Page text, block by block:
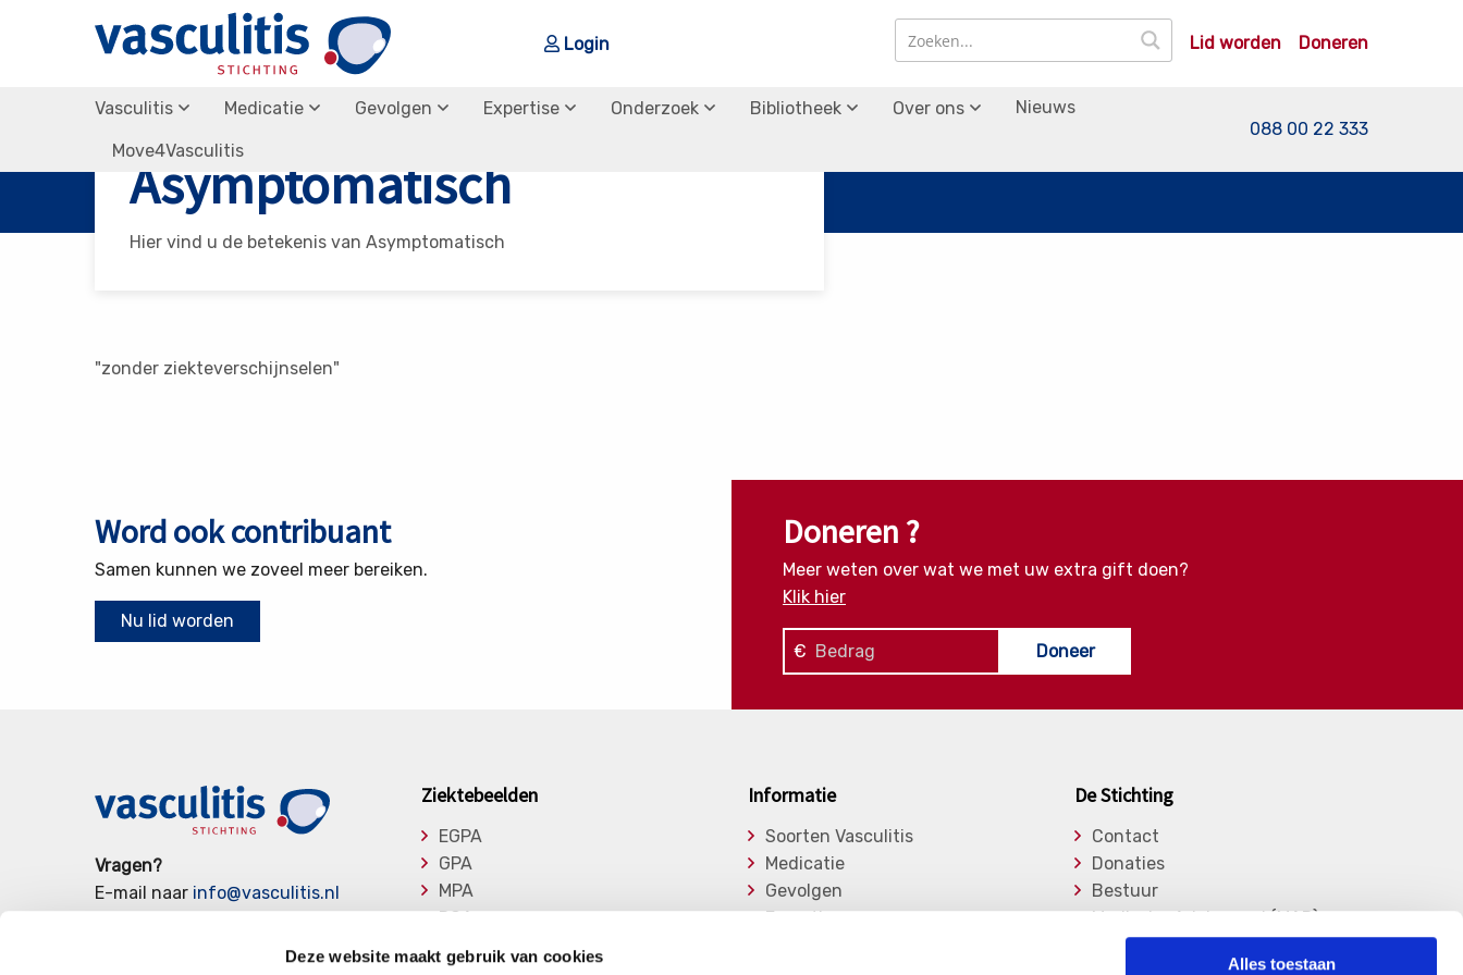
Deze website maakt gebruik van cookies Alles toestaan
Login
Zoek
Lid worden Doneren
Vasculitis Medicatie Gevolgen Expertise Onderzoek Bibliotheek Over ons Nieuws
Move4Vasculitis
088 00 22 333
Asymptomatisch
Hier vind u de betekenis van Asymptomatisch
"zonder ziekteverschijnselen"
Word ook contribuant
Samen kunnen we zoveel meer bereiken.
Nu lid worden
Doneren ?
Meer weten over wat we met uw extra gift doen?
Klik hier
€ Doneer
Vragen?
E-mail naar info@vasculitis.nl
Elke werkdag van 10:00 – 17:00
Ziektebeelden
EGPA
GPA
MPA
RCA
Takayasu
Informatie
Soorten Vasculitis
Medicatie
Gevolgen
Expertise
De Stichting
Contact
Donaties
Bestuur
Medische Adviesraad (MAR)
Lid worden